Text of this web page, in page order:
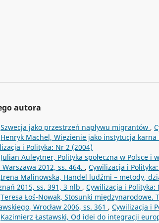
autora
Szwecja jako przestrzeń napływu migrantów ,
Henryk Machel, Więzienie jako instytucja
i Polityka: Nr 2 (2004)
Julian Auleytner, Polityka społeczna w Polsce i
2012, ss. 464. , Cywilizacja i
Irena Malinowska, Handel ludźmi – metody,
2015, ss. 391, 3 nlb , Cywilizacja i Polityka:
Teresa Łoś-Nowak, Stosunki
Wrocław 2006, ss. 361 , Cywilizacja i
Kazimierz Łastawski, Od idei do integracji